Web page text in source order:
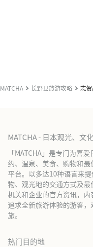
MATCHA 长野县旅游攻略 志
MATCHA - 日本观光、文
「MATCHA」是专门为喜
约、温泉、美食、购物和
平台。以多达10种语言来
物、观光地的交通方式及
机关和企业的官方资讯，内
追求全新旅游体验的游客，
旅。
热门目的地